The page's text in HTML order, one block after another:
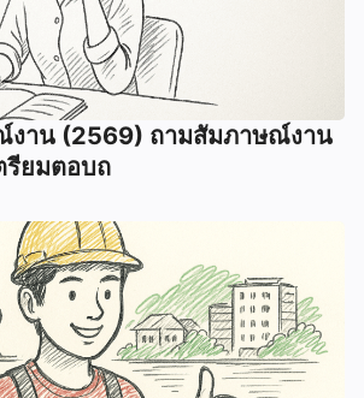
งาน (2569) ถามสัมภาษณ์งาน
รียมตอบถ